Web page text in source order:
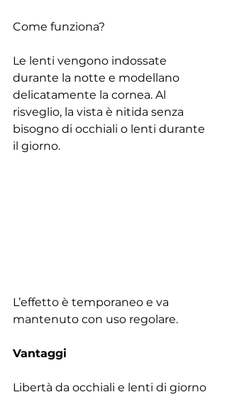
Come funziona?
Le lenti vengono indossate
durante la notte e modellano
delicatamente la cornea. Al
risveglio, la vista è nitida senza
bisogno di occhiali o lenti durante
il giorno.
L’effetto è temporaneo e va
mantenuto con uso regolare.
Vantaggi
Libertà da occhiali e lenti di giorno